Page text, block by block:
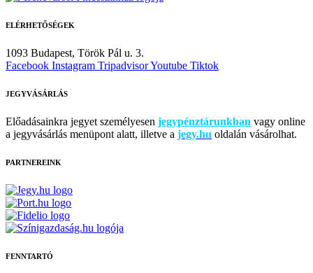
ELÉRHETŐSÉGEK
1093 Budapest, Török Pál u. 3.
Facebook Instagram TripadvisorYoutube Tiktok
JEGYVÁSÁRLÁS
Előadásainkra jegyet személyesen jegypénztárunkban vagy online
a jegyvásárlás menüpont alatt, illetve a jegy.hu oldalán vásárolhat.
PARTNEREINK
FENNTARTÓ